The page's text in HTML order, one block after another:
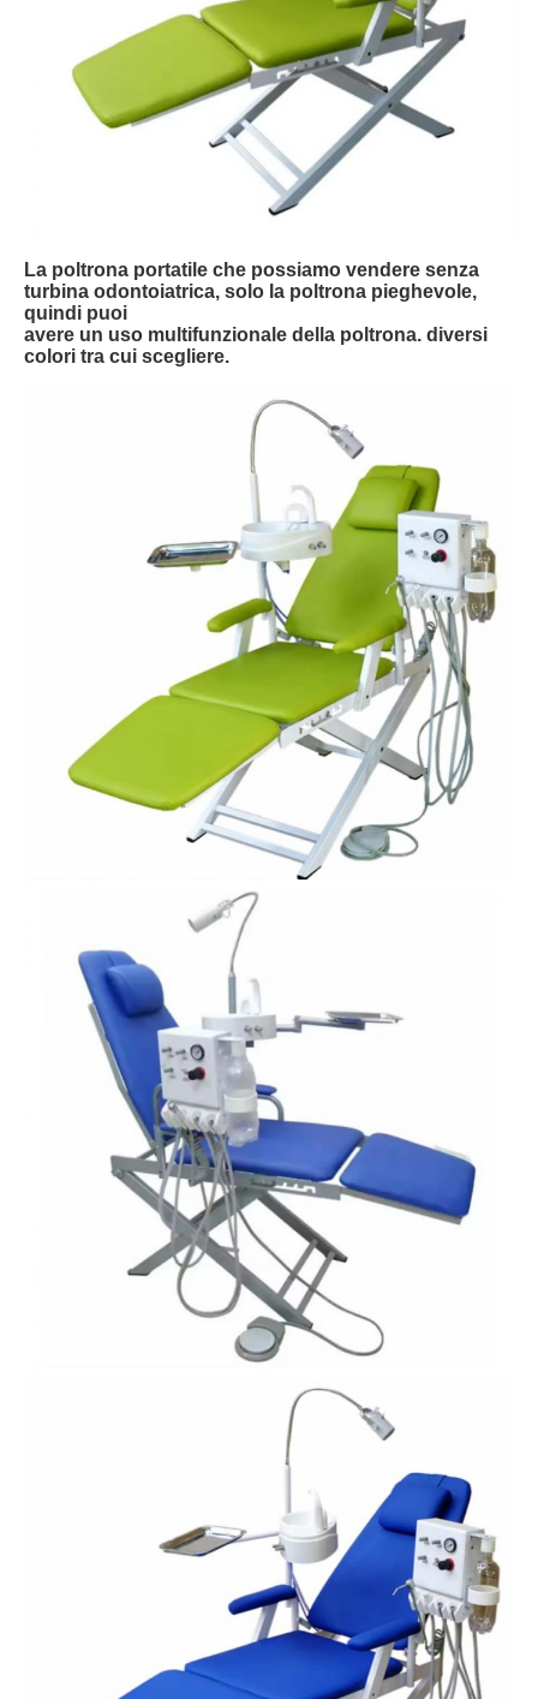
La poltrona portatile che possiamo vendere senza
turbina odontoiatrica, solo la poltrona pieghevole,
quindi puoi
avere un uso multifunzionale della poltrona. diversi
colori tra cui scegliere.